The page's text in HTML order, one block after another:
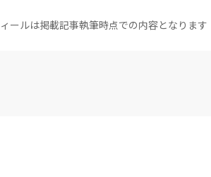
ールは掲載記事執筆時点での内容となります